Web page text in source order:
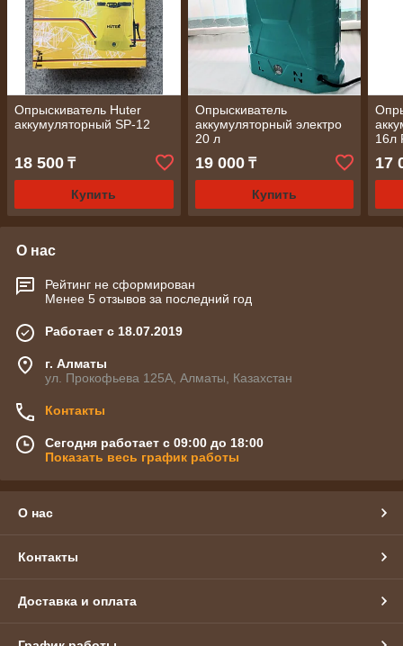
Опрыскиватель Huter
аккумуляторный SP-12
18 500 ₸
Купить
Опрыскиватель
аккумуляторный электро
20 л
19 000₸
Купить
16л
17
О нас
Рейтинг не сформирован
Менее 5 отзывов за последний год
Работает с 18.07.2019
г. Алматы
ул. Прокофьева 125А, Алматы, Казахстан
Контакты
Сегодня работает с 09:00 до 18:00
Показать весь график работы
О нас
Контакты
Доставка и оплата